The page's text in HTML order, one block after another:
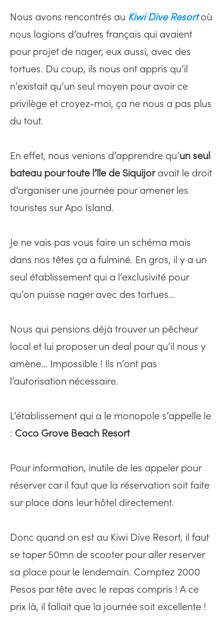
Nous avons rencontrés au Kiwi Dive Resortoù
nous logions d’autres français qui avaient
pour projet de nager, eux aussi, avec des
tortues. Du coup, ils nous ont appris qu’il
n’existait qu’un seul moyen pour avoir ce
privilège et croyez-moi, ça ne nous a pas plus
du tout.
En effet, nous venions d’apprendre qu’un seul
bateau pour toute l’île de Siquijoravait le droit
d’organiser une journée pour amener les
touristes sur Apo Island.
Je ne vais pas vous faire un schéma mais
dans nos têtes ça a fulminé. En gros, il y a un
seul établissement qui a l’exclusivité pour
qu’on puisse nager avec des tortues…
Nous qui pensions déjà trouver un pêcheur
local et lui proposer un deal pour qu’il nous y
amène… Impossible ! Ils n’ont pas
l’autorisation nécessaire.
L’établissement qui a le monopole s’appelle le
: Coco Grove Beach Resort
Pour information, inutile de les appeler pour
réserver car il faut que la réservation soit faite
sur place dans leur hôtel directement.
Donc quand on est au Kiwi Dive Resort, il faut
se taper 50mn de scooter pour aller reserver
sa place pour le lendemain. Comptez 2000
Pesos par tête avec le repas compris ! A ce
prix là, il fallait que la journée soit excellente !